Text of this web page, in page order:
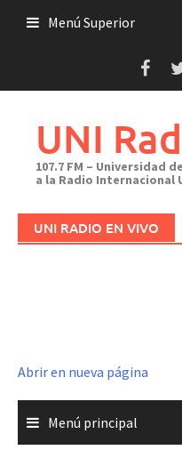
Menú Superior
UNI
107.7 FM – Universidad
a la Radio Internacional
UNI RADIO EN VIVO
Abrir en nueva página
Menú principal